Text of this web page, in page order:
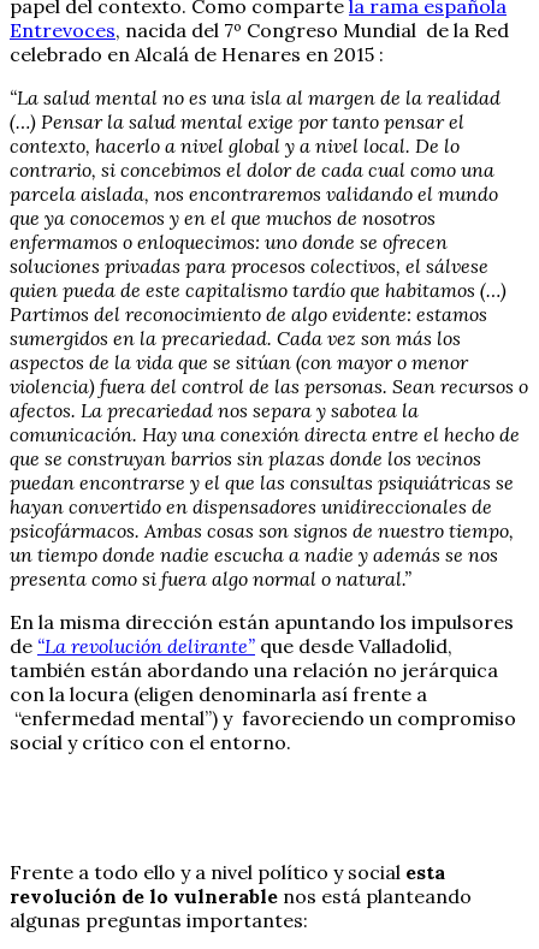
papel del contexto. Como comparte la rama española
Entrevoces, nacida del 7º Congreso Mundial de la Red
celebrado en Alcalá de Henares en 2015 :
“La salud mental no es una isla al margen de la realidad
(…) Pensar la salud mental exige por tanto pensar el
contexto, hacerlo a nivel global y a nivel local. De lo
contrario, si concebimos el dolor de cada cual como una
parcela aislada, nos encontraremos validando el mundo
que ya conocemos y en el que muchos de nosotros
enfermamos o enloquecimos: uno donde se ofrecen
soluciones privadas para procesos colectivos, el sálvese
quien pueda de este capitalismo tardío que habitamos (…)
Partimos del reconocimiento de algo evidente: estamos
sumergidos en la precariedad. Cada vez son más los
aspectos de la vida que se sitúan (con mayor o menor
violencia) fuera del control de las personas. Sean recursos o
afectos. La precariedad nos separa y sabotea la
comunicación. Hay una conexión directa entre el hecho de
que se construyan barrios sin plazas donde los vecinos
puedan encontrarse y el que las consultas psiquiátricas se
hayan convertido en dispensadores unidireccionales de
psicofármacos. Ambas cosas son signos de nuestro tiempo,
un tiempo donde nadie escucha a nadie y además se nos
presenta como si fuera algo normal o natural.”
En la misma dirección están apuntando los impulsores
de “La revolución delirante” que desde Valladolid,
también están abordando una relación no jerárquica
con la locura (eligen denominarla así frente a
“enfermedad mental”) y favoreciendo un compromiso
social y crítico con el entorno.
Frente a todo ello y a nivel político y social esta
revolución de lo vulnerable nos está planteando
algunas preguntas importantes: